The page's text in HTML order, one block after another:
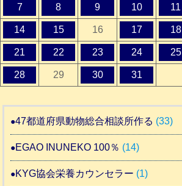
7 8 9 10 11
14 15 16 17 18
21 22 23 24 25
28 29 30 31
47都道府県動物総合相談所作る (33)
EGAO INUNEKO 100％ (14)
KYG協会栄養カウンセラー (1)